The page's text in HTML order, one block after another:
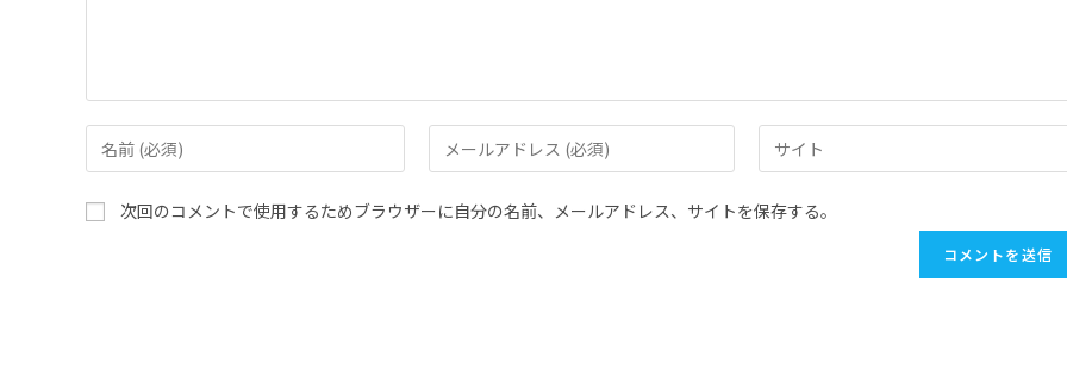
次回のコメントで使用するためブラウザーに自分の名前、メールアドレス、サイトを保存する。